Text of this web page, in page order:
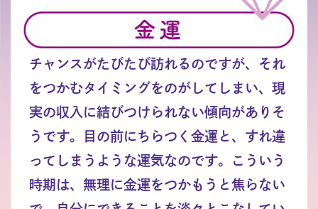
チャンスがたびたび訪れるのですが、それ
をつかむタイミングをのがしてしまい、現
実の収入に結びつけられない傾向がありそ
うです。目の前にちらつく金運と、すれ違
ってしまうような運気なのです。こういう
時期は、無理に金運をつかもうと焦らない